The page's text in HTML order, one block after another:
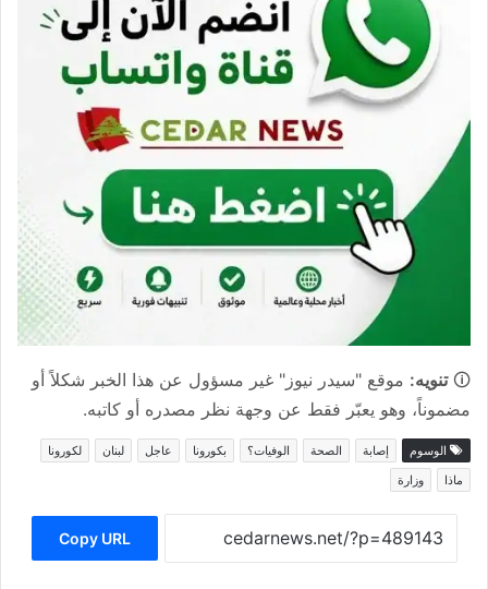
🛈تنويه: موقع "سيدر نيوز" غير مسؤول عن هذا الخبر شكلاً أو
مضموناً، وهو يعبّر فقط عن وجهة نظر مصدره أو كاتبه.
الوسوم إصابة الصحة الوفيات؟ بكورونا عاجل لبنان
لكورونا
ماذا
وزارة
Copy URL